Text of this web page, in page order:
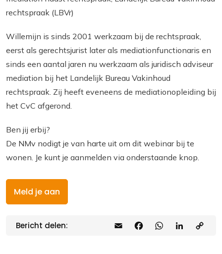
rechtspraak (LBVr)
Willemijn is sinds 2001 werkzaam bij de rechtspraak,
eerst als gerechtsjurist later als mediationfunctionaris en
sinds een aantal jaren nu werkzaam als juridisch adviseur
mediation bij het Landelijk Bureau Vakinhoud
rechtspraak. Zij heeft eveneens de mediationopleiding bij
het CvC afgerond.
Ben jij erbij?
De NMv nodigt je van harte uit om dit webinar bij te
wonen. Je kunt je aanmelden via onderstaande knop.
Meld je aan
Bericht delen: